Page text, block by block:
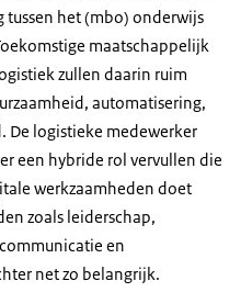
tussen het (mbo) onderwijs
maatschappelijk
zullen daarin ruim
automatisering,
De logistieke medewerker
een hybride rol vervullen die
werkzaamheden doet
zoals leiderschap,
en
net zo belangrijk.